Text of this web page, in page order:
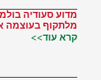
מדוע סעודיה
מלתקוף בעוצמה
קרא עוד>>